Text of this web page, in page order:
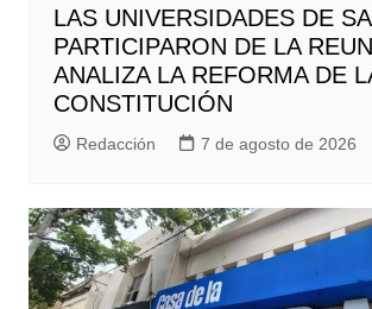
LAS UNIVERSIDADES DE
PARTICIPARON DE LA
ANALIZA LA REFORMA DE
CONSTITUCIÓN
Redacción 7 de agosto de 2026